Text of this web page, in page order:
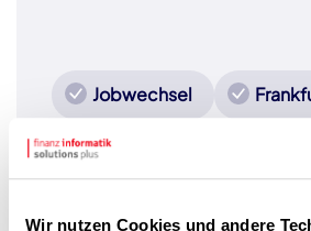
Wir nutzen Cookies und andere
Jobwechsel
Anf-Kennung 2256